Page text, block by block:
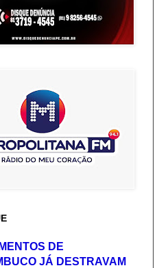
DE
JÁ DESTRAVAM